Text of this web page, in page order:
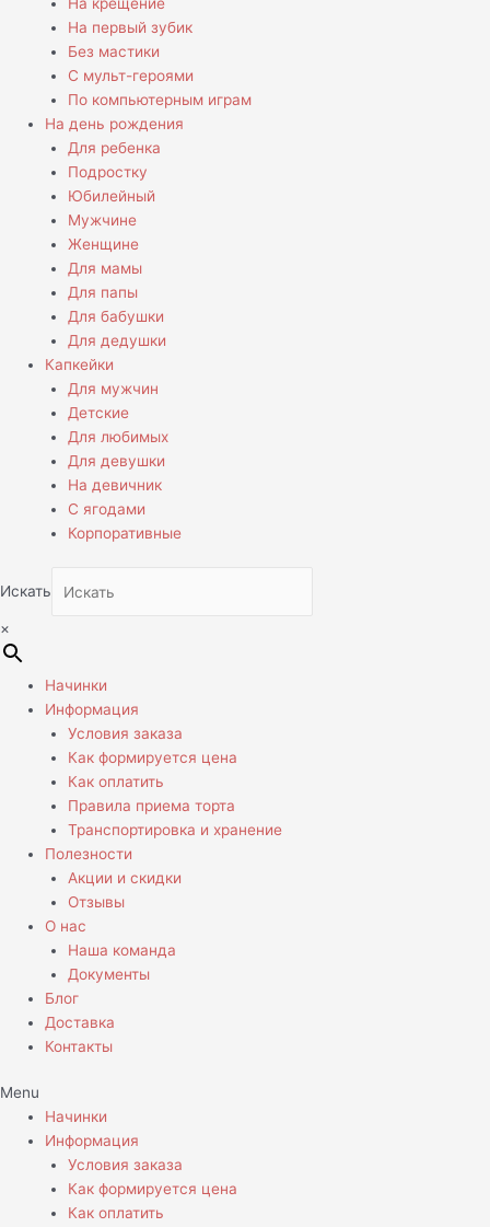
На первый зубик
Без мастики
С мульт-героями
По компьютерным играм
На день рождения
Для ребенка
Подростку
Юбилейный
Мужчине
Женщине
Для мамы
Для папы
Для бабушки
Для дедушки
Капкейки
Для мужчин
Детские
Для любимых
Для девушки
На девичник
С ягодами
Корпоративные
Искать
×
Начинки
Информация
Условия заказа
Как формируется цена
Как оплатить
Правила приема торта
Транспортировка и хранение
Полезности
Акции и скидки
Отзывы
О нас
Наша команда
Документы
Блог
Доставка
Контакты
Menu
Начинки
Информация
Условия заказа
Как формируется цена
Как оплатить